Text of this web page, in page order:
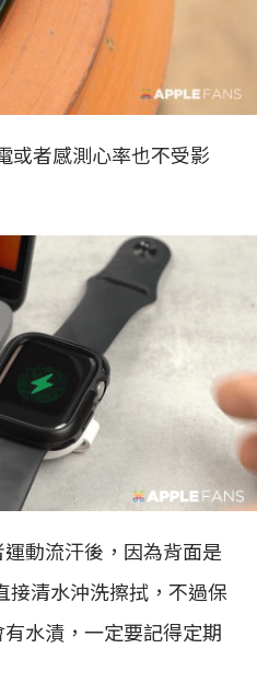
或者感測心率也不受影
動流汗後，因為背面是
接清水沖洗擦拭，不過保
水漬，一定要記得定期